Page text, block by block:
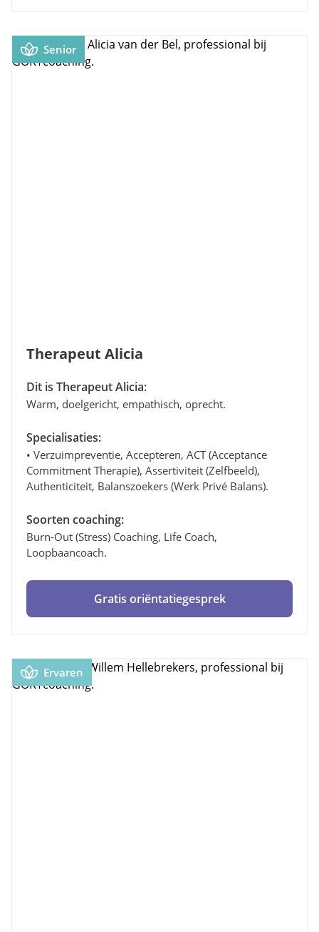
Senior
Therapeut Alicia
Dit is Therapeut Alicia:
Warm, doelgericht, empathisch, oprecht.
Specialisaties:
• Verzuimpreventie, Accepteren, ACT (Acceptance
Commitment Therapie), Assertiviteit (zelfbeeld),
Authenticiteit, Balanszoekers (werk Privé Balans).
Soorten coaching:
Burn-Out (stress) Coaching, Life Coach,
Loopbaancoach.
Gratis oriëntatiegesprek
Ervaren